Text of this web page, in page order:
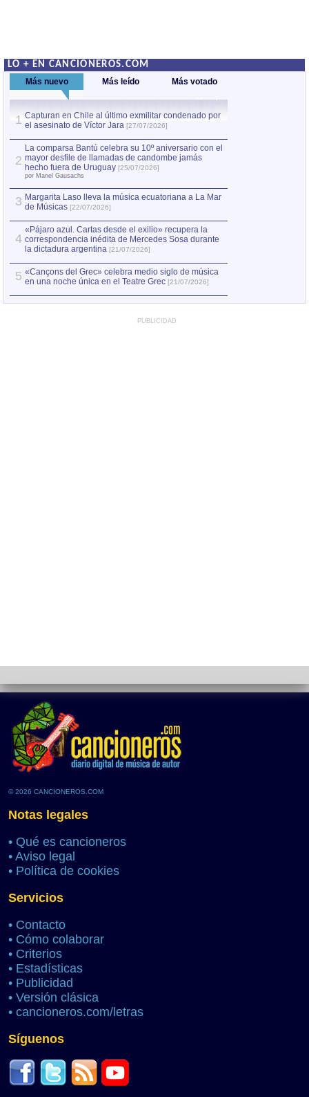
LO + EN CANCIONEROS.COM
Más nuevo Más leído Más votado
1 Capturan en Chile al último exmilitar condenado por
el asesinato de Víctor Jara [27/07/2026]
2
La comparsa Bantú celebra su 10º aniversario con el
mayor desfile de llamadas de candombe jamás
hecho fuera de Uruguay [25/07/2026]
por Manel Gausachs
3 Margarita Laso lleva la música ecuatoriana a La Mar
de Músicas [22/07/2026]
4
«Pájaro azul. Cartas desde el exilio» recupera la
correspondencia inédita de Mercedes Sosa durante
la dictadura argentina [21/07/2026]
5 «Cançons del Grec» celebra medio siglo de música
en una noche única en el Teatre Grec [21/07/2026]
PUBLICIDAD
© 2026 CANCIONEROS.COM
Notas legales
• Qué es cancioneros
• Aviso legal
• Política de cookies
Servicios
• Contacto
• Cómo colaborar
• Criterios
• Estadísticas
• Publicidad
• Versión clásica
• cancioneros.com/letras
Síguenos